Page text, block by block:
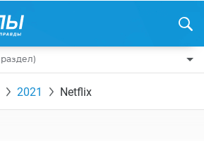
2021 Netflix